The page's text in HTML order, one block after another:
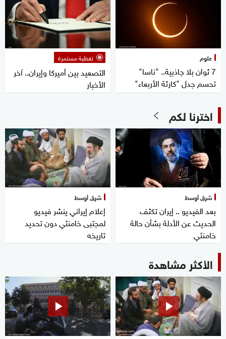
علوم
7 ثوان بلا جاذبية.. "ناسا"
تحسم جدل "كارثة الأربعاء"
تغطية مستمرة
التصعيد بين أميركا وإيران.. آخر
الأخبار
اخترنا لكم
شرق أوسط
بعد الفيديو .. إيران تكثف
الحديث عن الأدلة بشأن حالة
خامنئي
شرق أوسط
إعلام إيراني ينشر فيديو
لمجتبى خامنئي دون تحديد
تاريخه
الأكثر مشاهدة